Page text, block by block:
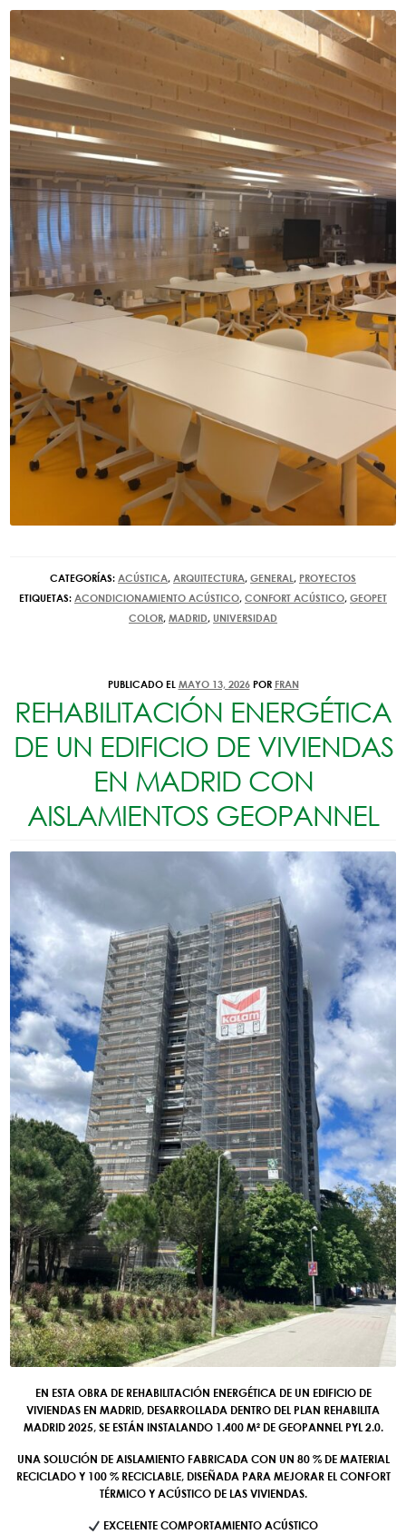
CATEGORÍAS: ACÚSTICA, ARQUITECTURA, GENERAL , PROYECTOS
ETIQUETAS: ACONDICIONAMIENTO ACÚSTICO, CONFORT ACÚSTICO, GEOPET
COLOR, MADRID, UNIVERSIDAD
PUBLICADO EL MAYO 13, 2026 POR FRAN
REHABILITACIÓN ENERGÉTICA
DE UN EDIFICIO DE VIVIENDAS
EN MADRID CON
AISLAMIENTOS GEOPANNEL
EN ESTA OBRA DE REHABILITACIÓN ENERGÉTICA DE UN EDIFICIO DE
VIVIENDAS EN MADRID, DESARROLLADA DENTRO DEL PLAN REHABILITA
MADRID 2025, SE ESTÁN INSTALANDO 1.400 M² DE GEOPANNEL PYL 2.0.
UNA SOLUCIÓN DE AISLAMIENTO FABRICADA CON UN 80 % DE MATERIAL
RECICLADO Y 100 % RECICLABLE, DISEÑADA PARA MEJORAR EL CONFORT
TÉRMICO Y ACÚSTICO DE LAS VIVIENDAS.
EXCELENTE COMPORTAMIENTO ACÚSTICO